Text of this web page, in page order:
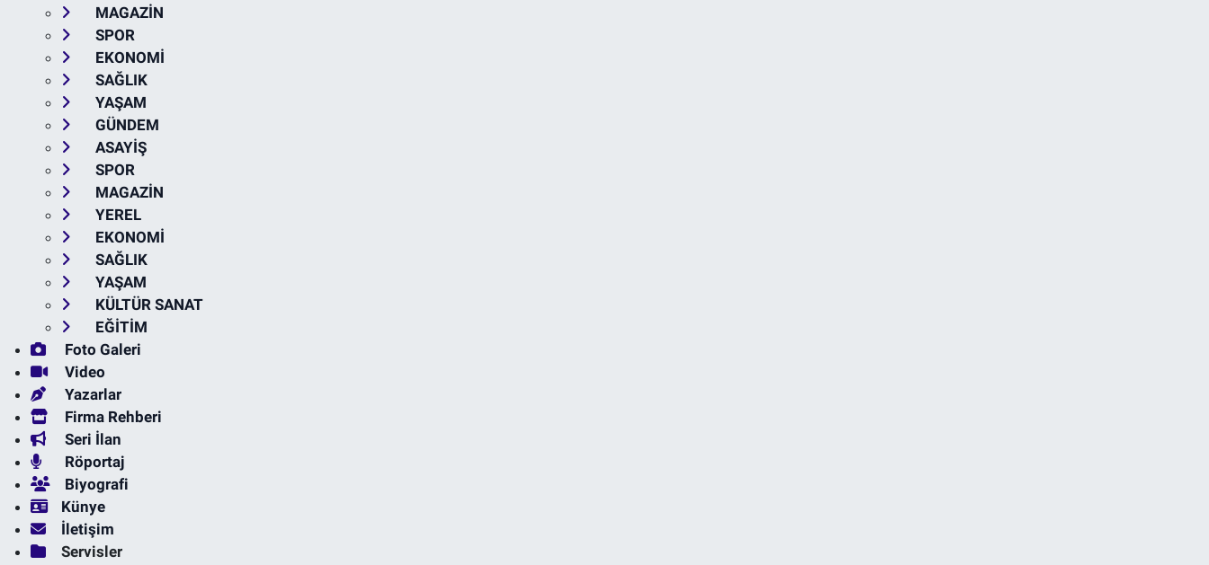
MAGAZİN
SPOR
EKONOMİ
SAĞLIK
YAŞAM
GÜNDEM
ASAYİŞ
SPOR
MAGAZİN
YEREL
EKONOMİ
SAĞLIK
YAŞAM
KÜLTÜR SANAT
EĞİTİM
Foto Galeri
Video
Yazarlar
Firma Rehberi
Seri İlan
Röportaj
Biyografi
Künye
İletişim
Servisler